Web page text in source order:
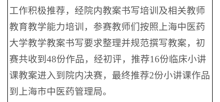
工作积极推荐，经院内教案书写培训及相关教师
教育教学能力培训，参赛教师们按照上海中医药
大学教学教案书写要求整理并规范撰写教案，初
赛共收到48份作品，经初评，推荐16份临床小讲
课教案进入到院内决赛，最终推荐2份小讲课作品
到上海市中医药管理局。